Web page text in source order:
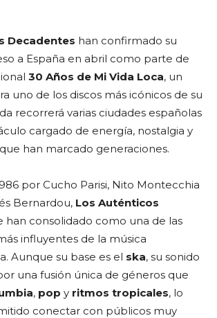
Decadentes han confirmado su
a España en abril como parte de
30 Años de Mi Vida Loca, un
uno de los discos más icónicos de su
recorrerá varias ciudades españolas
cargado de energía, nostalgia y
han marcado generaciones.
por Cucho Parisi, Nito Montecchia
Bernardou, Los Auténticos
han consolidado como una de las
influyentes de la música
Aunque su base es el ska, su sonido
una fusión única de géneros que
, pop y ritmos tropicales, lo
conectar con públicos muy